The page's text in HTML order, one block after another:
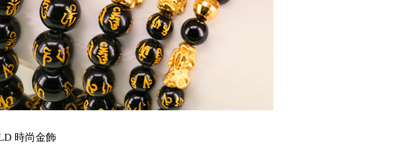
時尚金飾